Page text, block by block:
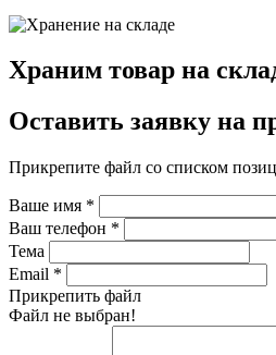
Храним товар на
Оставить заявку на
Прикрепите файл со списком
Ваше имя *
Ваш телефон *
Тема
Email *
Прикрепить файл
Файл не выбран!